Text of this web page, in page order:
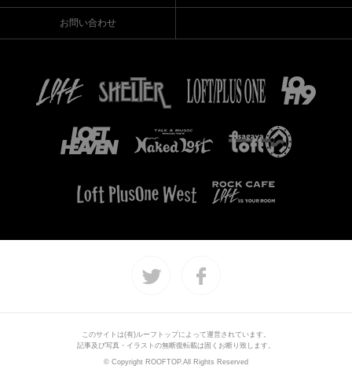
お問い合わせ
このサイトは(有)ルーフトップによって運営されています。
記事及び写真・イラストの無断復転載は固くお断り致します。
© Copyright ROOFTOP.All Rights Reserved